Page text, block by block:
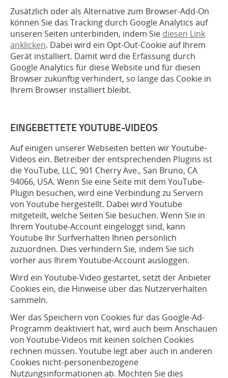
Zusätzlich oder als Alternative zum Browser-Add-On
können Sie das Tracking durch Google Analytics auf
unseren Seiten unterbinden, indem Sie diesen Link
anklicken. Dabei wird ein Opt-Out-Cookie auf Ihrem
Gerät installiert. Damit wird die Erfassung durch
Google Analytics für diese Website und für diesen
Browser zukünftig verhindert, so lange das Cookie in
Ihrem Browser installiert bleibt.
EINGEBETTETE YOUTUBE-VIDEOS
Auf einigen unserer Webseiten betten wir Youtube-
Videos ein. Betreiber der entsprechenden Plugins ist
die YouTube, LLC, 901 Cherry Ave., San Bruno, CA
94066, USA. Wenn Sie eine Seite mit dem YouTube-
Plugin besuchen, wird eine Verbindung zu Servern
von Youtube hergestellt. Dabei wird Youtube
mitgeteilt, welche Seiten Sie besuchen. Wenn Sie in
Ihrem Youtube-Account eingeloggt sind, kann
Youtube Ihr Surfverhalten Ihnen persönlich
zuzuordnen. Dies verhindern Sie, indem Sie sich
vorher aus Ihrem Youtube-Account ausloggen.
Wird ein Youtube-Video gestartet, setzt der Anbieter
Cookies ein, die Hinweise über das Nutzerverhalten
sammeln.
Wer das Speichern von Cookies für das Google-Ad-
Programm deaktiviert hat, wird auch beim Anschauen
von Youtube-Videos mit keinen solchen Cookies
rechnen müssen. Youtube legt aber auch in anderen
Cookies nicht-personenbezogene
Nutzungsinformationen ab. Möchten Sie dies